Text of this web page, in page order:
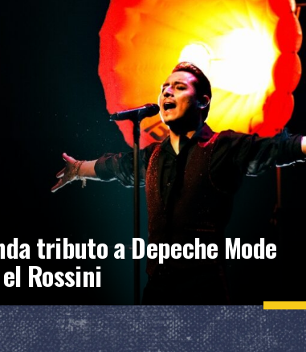
tributo a Depeche Mode
Rossini